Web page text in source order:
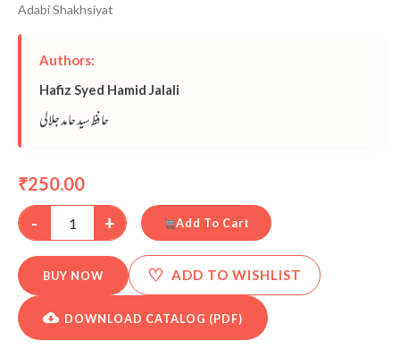
Adabi Shakhsiyat
Authors:
Hafiz Syed Hamid Jalali
حافظ سید حامد جلالی
₹250.00
-
+ Add To Cart
BUY NOW ♡ ADD TO WISHLIST
DOWNLOAD CATALOG (PDF)